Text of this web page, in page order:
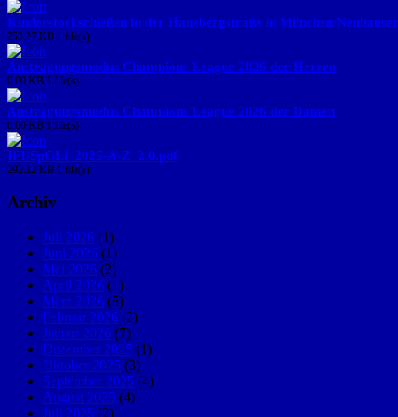
Kinderstockschießen in der Hanebergstraße in München/
253.27 KB 1 file(s)
Austragungsmodus Champions League 2026 der Herren
0.00 KB 1 file(s)
Austragungsmodus Champions League 2026 der Damen
0.00 KB 1 file(s)
IFI-SpGLi_2025-A-Z_2.0.pdf
292.22 KB 1 file(s)
Archiv
Juli 2026 (1)
Juni 2026 (1)
Mai 2026 (2)
April 2026 (1)
März 2026 (5)
Februar 2026 (2)
Januar 2026 (7)
Dezember 2025 (1)
Oktober 2025 (3)
September 2025 (4)
August 2025 (4)
Juli 2025 (2)